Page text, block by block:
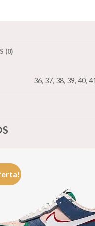
(0)
36, 37, 38, 39, 40,